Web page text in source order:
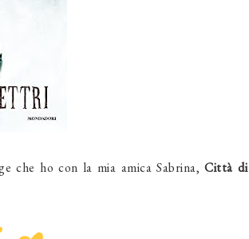
che ho con la mia amica Sabrina,Città di